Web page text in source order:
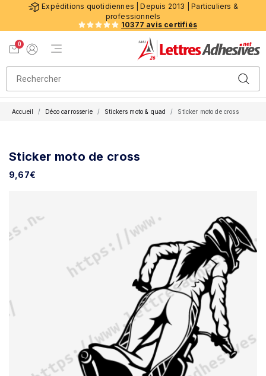
Expéditions quotidiennes | Depuis 2013 | Particuliers &
professionnels
10377 avis certifiés
0
Menu de navigation
Accueil Déco carrosserie Stickers moto & quad Sticker moto de cross
Sticker moto de cross
9,67€